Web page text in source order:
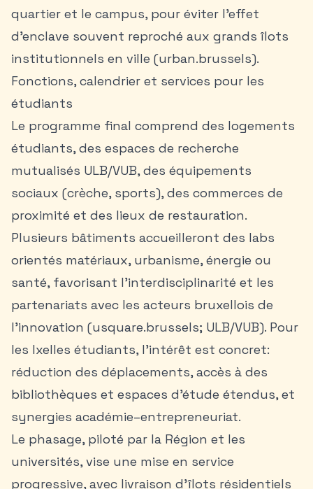
quartier et le campus, pour éviter l’effet
d’enclave souvent reproché aux grands îlots
institutionnels en ville (urban.brussels).
Fonctions, calendrier et services pour les
étudiants
Le programme final comprend des logements
étudiants, des espaces de recherche
mutualisés ULB/VUB, des équipements
sociaux (crèche, sports), des commerces de
proximité et des lieux de restauration.
Plusieurs bâtiments accueilleront des labs
orientés matériaux, urbanisme, énergie ou
santé, favorisant l’interdisciplinarité et les
partenariats avec les acteurs bruxellois de
l’innovation (usquare.brussels; ULB/VUB). Pour
les Ixelles étudiants, l’intérêt est concret:
réduction des déplacements, accès à des
bibliothèques et espaces d’étude étendus, et
synergies académie–entrepreneuriat.
Le phasage, piloté par la Région et les
universités, vise une mise en service
progressive, avec livraison d’îlots résidentiels